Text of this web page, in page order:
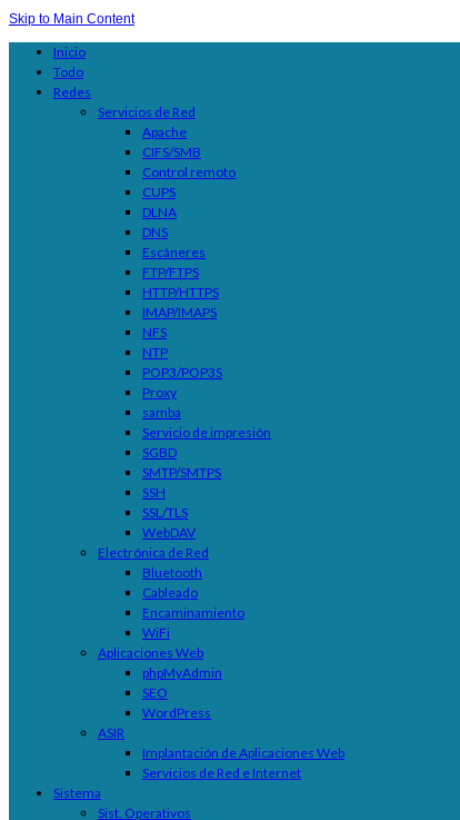
Skip to Main Content
Inicio
Todo
Redes
Servicios de Red
Apache
CIFS/SMB
Control remoto
CUPS
DLNA
DNS
Escáneres
FTP/FTPS
HTTP/HTTPS
IMAP/IMAPS
NFS
NTP
POP3/POP3S
Proxy
samba
Servicio de impresión
SGBD
SMTP/SMTPS
SSH
SSL/TLS
WebDAV
Electrónica de Red
Bluetooth
Cableado
Encaminamiento
WiFi
Aplicaciones Web
phpMyAdmin
SEO
WordPress
ASIR
Implantación de Aplicaciones Web
Servicios de Red e Internet
Sistema
Sist. Operativos